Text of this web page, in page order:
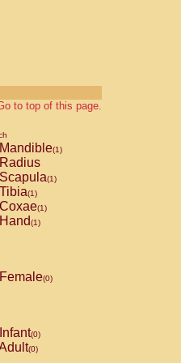
to top of this page.
Mandible(1)
Radius
Scapula(1)
Tibia(1)
Coxae(1)
Hand(1)
Female(0)
Infant(0)
(0)